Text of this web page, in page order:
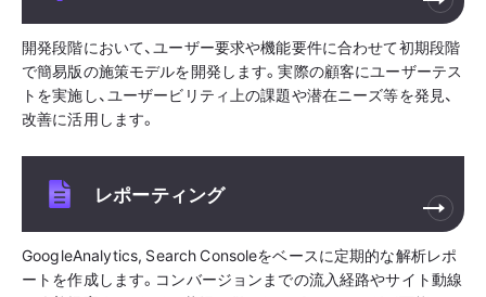
開発段階において、ユーザー要求や機能要件に合わせて初期段階
で簡易版の施策モデルを開発します。実際の顧客にユーザーテス
トを実施し、ユーザービリティ上の課題や潜在ニーズ等を発見、
改善に活用します。
レポーティング
GoogleAnalytics, Search Consoleをベースに定期的な解析レポ
ートを作成します。コンバージョンまでの流入経路やサイト動線